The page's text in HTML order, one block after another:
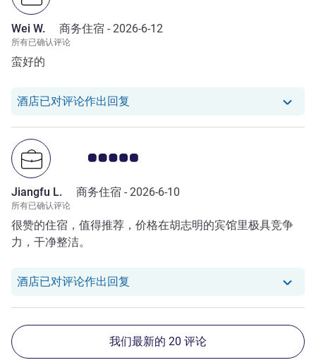
Wei W. 商务住宿 - 2026-6-12
所有已确认评论
蛮好的
酒店已对评论作出回复 我们酒店已对 Wei W. 的评论作出回复
客户意见评级 5.0/5
Jiangfu L. 商务住宿 - 2026-6-10
所有已确认评论
很赞的住宿，值得推荐，价格在胡志明的宾馆里极具竞争
力，干净整洁。
酒店已对评论作出回复 我们酒店已对 Jiangfu L. 的评论作出
我们最新的 20 评论